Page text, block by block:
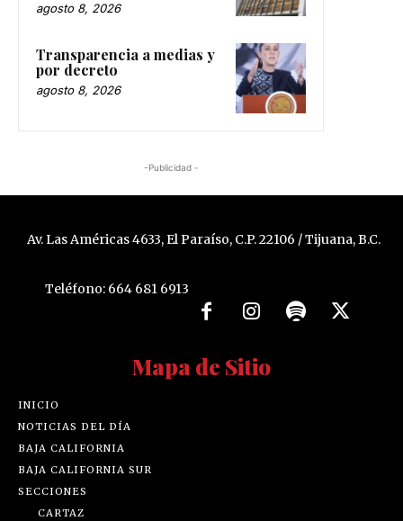
agosto 8, 2026
Transparencia a medias y
por decreto
agosto 8, 2026
-Publicidad -
Av. Las Américas 4633, El Paraíso, C.P. 22106 / Tijuana, B.C.
Teléfono: 664 681 6913
Mapa de Sitio
INICIO
NOTICIAS DEL DÍA
BAJA CALIFORNIA
BAJA CALIFORNIA SUR
SECCIONES
CARTAZ